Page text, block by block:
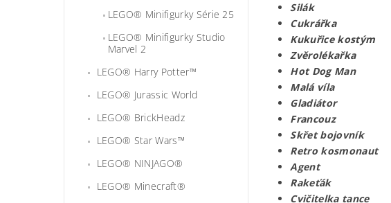
LEGO® Minifigurky Série 25
LEGO® Minifigurky Studio
Marvel 2
LEGO® Harry Potter™
LEGO® Jurassic World
LEGO® BrickHeadz
LEGO® Star Wars™
LEGO® NINJAGO®
LEGO® Minecraft®
Silák
Cukrářka
Kukuřice kostým
Zvěrolékařka
Hot Dog Man
Malá víla
Gladiátor
Francouz
Skřet bojovník
Retro kosmonaut
Agent
Rakeťák
Cvičitelka tance